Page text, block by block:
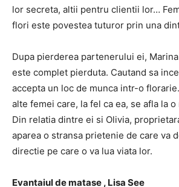
lor secreta, altii pentru clientii lor…
flori este povestea tuturor prin una
Dupa pierderea partenerului ei,
este complet pierduta. Cautand sa
accepta un loc de munca intr-o
alte femei care, la fel ca ea, se afla la
Din relatia dintre ei si Olivia,
aparea o stransa prietenie de care va
directie pe care o va lua viata lor.
Evantaiul de matase , Lisa See